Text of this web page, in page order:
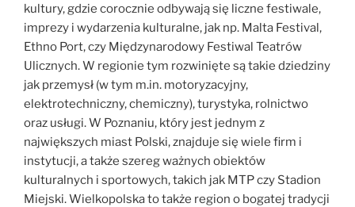
kultury, gdzie corocznie odbywają się liczne festiwale,
imprezy i wydarzenia kulturalne, jak np. Malta Festival,
Ethno Port, czy Międzynarodowy Festiwal Teatrów
Ulicznych. W regionie tym rozwinięte są takie dziedziny
jak przemysł (w tym m.in. motoryzacyjny,
elektrotechniczny, chemiczny), turystyka, rolnictwo
oraz usługi. W Poznaniu, który jest jednym z
największych miast Polski, znajduje się wiele firm i
instytucji, a także szereg ważnych obiektów
kulturalnych i sportowych, takich jak MTP czy Stadion
Miejski. Wielkopolska to także region o bogatej tradycji